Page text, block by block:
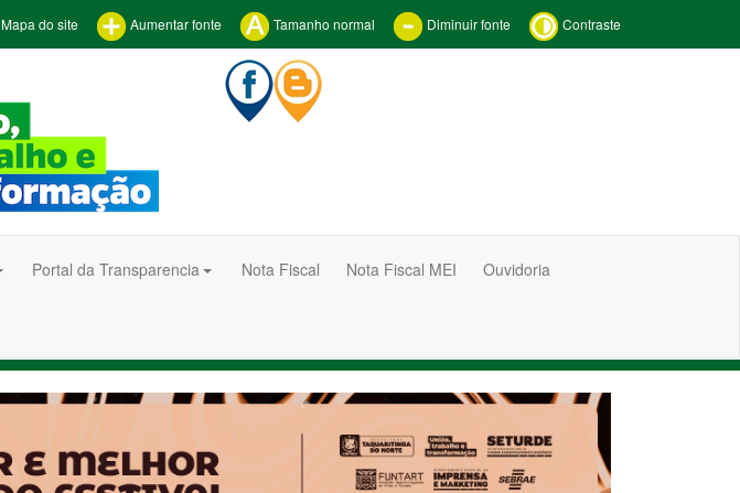
Mapa do site Aumentar fonte Tamanho normal Diminuir fonte Contraste
Portal da Transparencia Nota Fiscal Nota Fiscal MEI Ouvidoria